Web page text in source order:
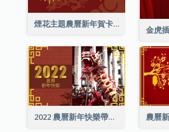
煙花主題農曆新年賀卡
2022 農曆新年快樂帶照片賀卡